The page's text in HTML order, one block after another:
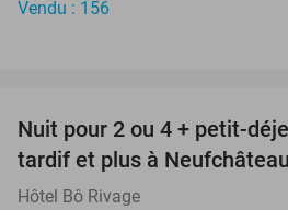
Vendu : 156
Nuit pour 2 ou 4 + petit-
tardif et plus à Neufchâteau
Hôtel Bô Rivage